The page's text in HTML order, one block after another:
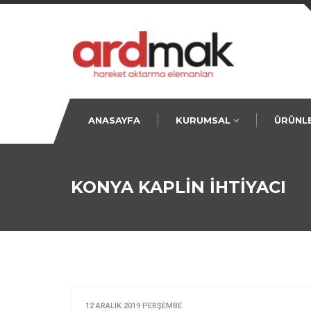
ANASAYFA KURUMSAL
VİZYONUMUZ
KONYA KAPLİN İHTİYACI
12 ARALIK 2019 PERŞEMBE